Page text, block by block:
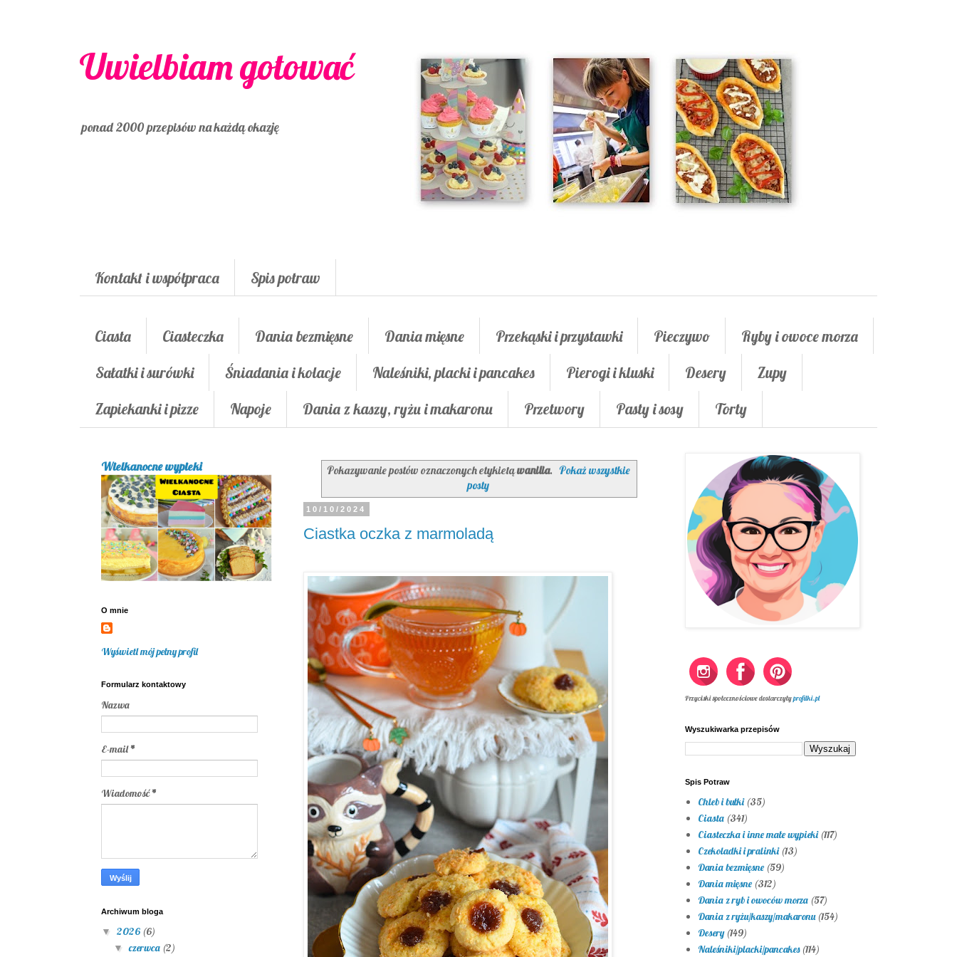
Uwielbiam gotować
ponad 2000 przepisów na każdą okazję
Kontakt i współpraca Spis potraw
Ciasta Ciasteczka Dania bezmięsne Dania mięsne Przekąski i przystawki Pieczywo
Ryby i owoce morza
Sałatki i surówki
Śniadania i kolacje Naleśniki, placki i pancakes Pierogi i kluski Desery
Zupy
Zapiekanki i pizze
Napoje Dania z kaszy, ryżu i makaronu Przetwory Pasty i sosy Torty
Pokazywanie postów oznaczonych etykietąwanilia. Pokaż wszystkie
posty
10/10/2024
Ciastka oczka z marmoladą
Wielkanocne wypieki
O mnie
Wyświetl mój pełny profil
Formularz kontaktowy
Nazwa
E-mail*
Wiadomość*
Archiwum bloga
▼ 2026 (6)
▼czerwca (2)
Przyciski społecznościowe dostarczyłyprofilki.pl
Wyszukiwarka przepisów
Spis Potraw
Chleb i bułki (35)
Ciasta (341)
Ciasteczka i inne małe wypieki (117)
Czekoladki i pralinki (13)
Dania bezmięsne (59)
Dania mięsne (312)
Dania z ryb i owoców morza (57)
Dania z ryżu/kaszy/makaronu (154)
Desery (149)
Naleśniki/placki/pancakes (114)